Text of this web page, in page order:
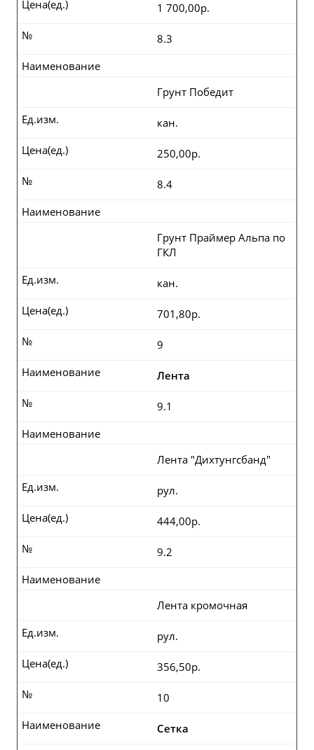
1 700,00р.
Цена(ед.)
8.3
№
Наименование
Грунт Победит
кан.
Ед.изм.
250,00р.
Цена(ед.)
8.4
№
Наименование
Грунт Праймер Альпа по
ГКЛ
кан.
Ед.изм.
701,80р.
Цена(ед.)
9
№
Лента
Наименование
9.1
№
Наименование
Лента "Дихтунгсбанд"
рул.
Ед.изм.
444,00р.
Цена(ед.)
9.2
№
Наименование
Лента кромочная
рул.
Ед.изм.
356,50р.
Цена(ед.)
10
№
Сетка
Наименование